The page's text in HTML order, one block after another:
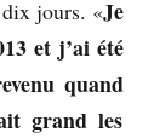
jours. «Je
et j’ai été
quand
grand les